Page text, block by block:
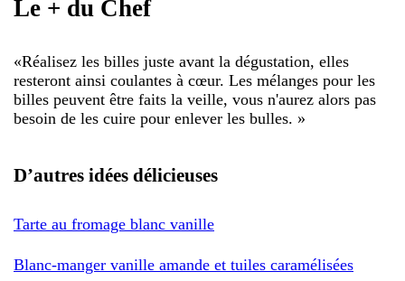
Le + du Chef
«Réalisez les billes juste avant la dégustation, elles
resteront ainsi coulantes à cœur. Les mélanges pour les
billes peuvent être faits la veille, vous n'aurez alors pas
besoin de les cuire pour enlever les bulles. »
D’autres idées délicieuses
Tarte au fromage blanc vanille
Blanc-manger vanille amande et tuiles caramélisées